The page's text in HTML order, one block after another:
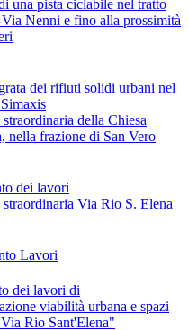
una pista ciclabile nel tratto
Nenni e fino alla prossimità
dei rifiuti solidi urbani nel
della Chiesa
nella frazione di San Vero
dei lavori
Via Rio S. Elena
Lavori
dei lavori di
viabilità urbana e spazi
Rio Sant'Elena"